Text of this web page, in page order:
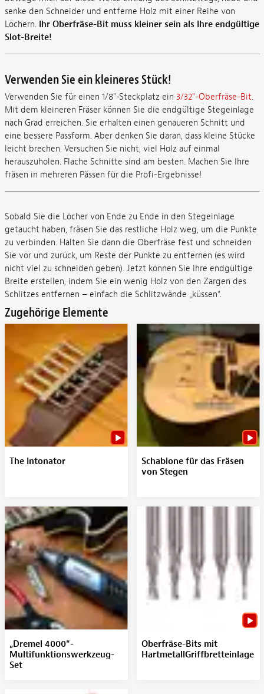
senke den Schneider und entferne Holz mit einer Reihe von
Löchern. Ihr Oberfräse-Bit muss kleiner sein als Ihre endgültige
Slot-Breite!
Verwenden Sie ein kleineres Stück!
Verwenden Sie für einen 1/8"-Steckplatz ein 3/32"-Oberfräse-Bit.
Mit dem kleineren Fräser können Sie die endgültige Stegeinlage
nach Grad erreichen. Sie erhalten einen genaueren Schnitt und
eine bessere Passform. Aber denken Sie daran, dass kleine Stücke
leicht brechen. Versuchen Sie nicht, viel Holz auf einmal
herauszuholen. Flache Schnitte sind am besten. Machen Sie Ihre
fräsen in mehreren Pässen für die Profi-Ergebnisse!
Sobald Sie die Löcher von Ende zu Ende in den Stegeinlage
getaucht haben, fräsen Sie das restliche Holz weg, um die Punkte
zu verbinden. Halten Sie dann die Oberfräse fest und schneiden
Sie vor und zurück, um Reste der Punkte zu entfernen (es wird
nicht viel zu schneiden geben). Jetzt können Sie Ihre endgültige
Breite erstellen, indem Sie ein wenig Holz von den Zargen des
Schlitzes entfernen – einfach die Schlitzwände „küssen“.
Zugehörige Elemente
The Intonator
Schablone für das Fräsen
von Stegen
„Dremel 4000“-
Multifunktionswerkzeug-
Set
Oberfräse-Bits mit
HartmetallGriffbretteinlage